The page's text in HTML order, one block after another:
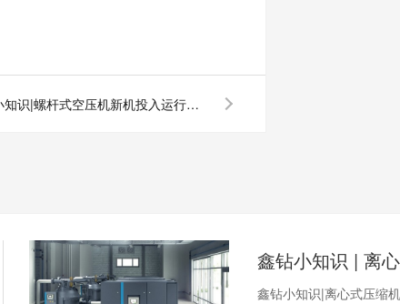
鑫钻小知识|螺杆式空压机新机投入运行后的保养项目有哪些?（下）
鑫钻小知识|离心式压缩